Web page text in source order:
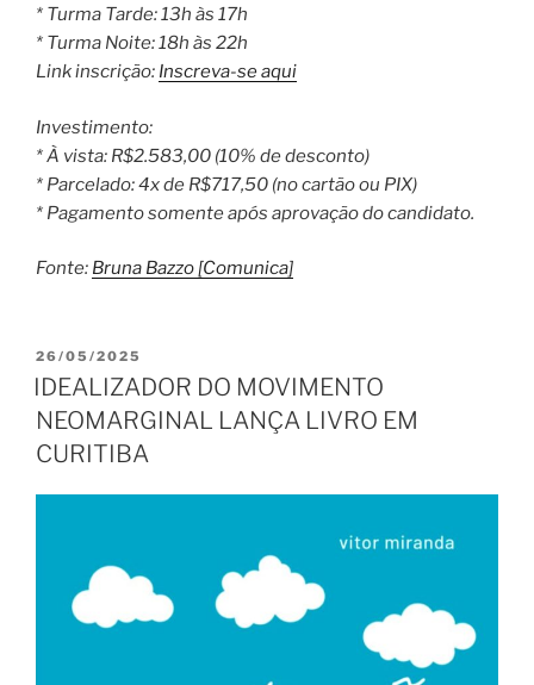
* Turma Tarde: 13h às 17h
* Turma Noite: 18h às 22h
Link inscrição: Inscreva-se aqui
Investimento:
* À vista: R$2.583,00 (10% de desconto)
* Parcelado: 4x de R$717,50 (no cartão ou PIX)
* Pagamento somente após aprovação do candidato.
Fonte: Bruna Bazzo [Comunica]
PUBLICADO
EM
26/05/2025
IDEALIZADOR DO MOVIMENTO
NEOMARGINAL LANÇA LIVRO EM
CURITIBA